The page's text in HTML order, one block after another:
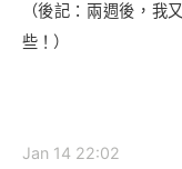
（後記：兩週後，我
些！）
Jan 14 22:02